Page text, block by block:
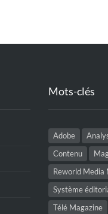
Mots-clés
Adobe
Contenu
Reworld Media
Système
Télé Magazine